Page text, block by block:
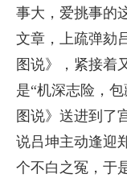
事大，爱挑事的
文章，上疏弹劾
图说》，紧接着
是“机深志险，
图说》送进到了
说吕坤主动逢迎
个不白之冤，于